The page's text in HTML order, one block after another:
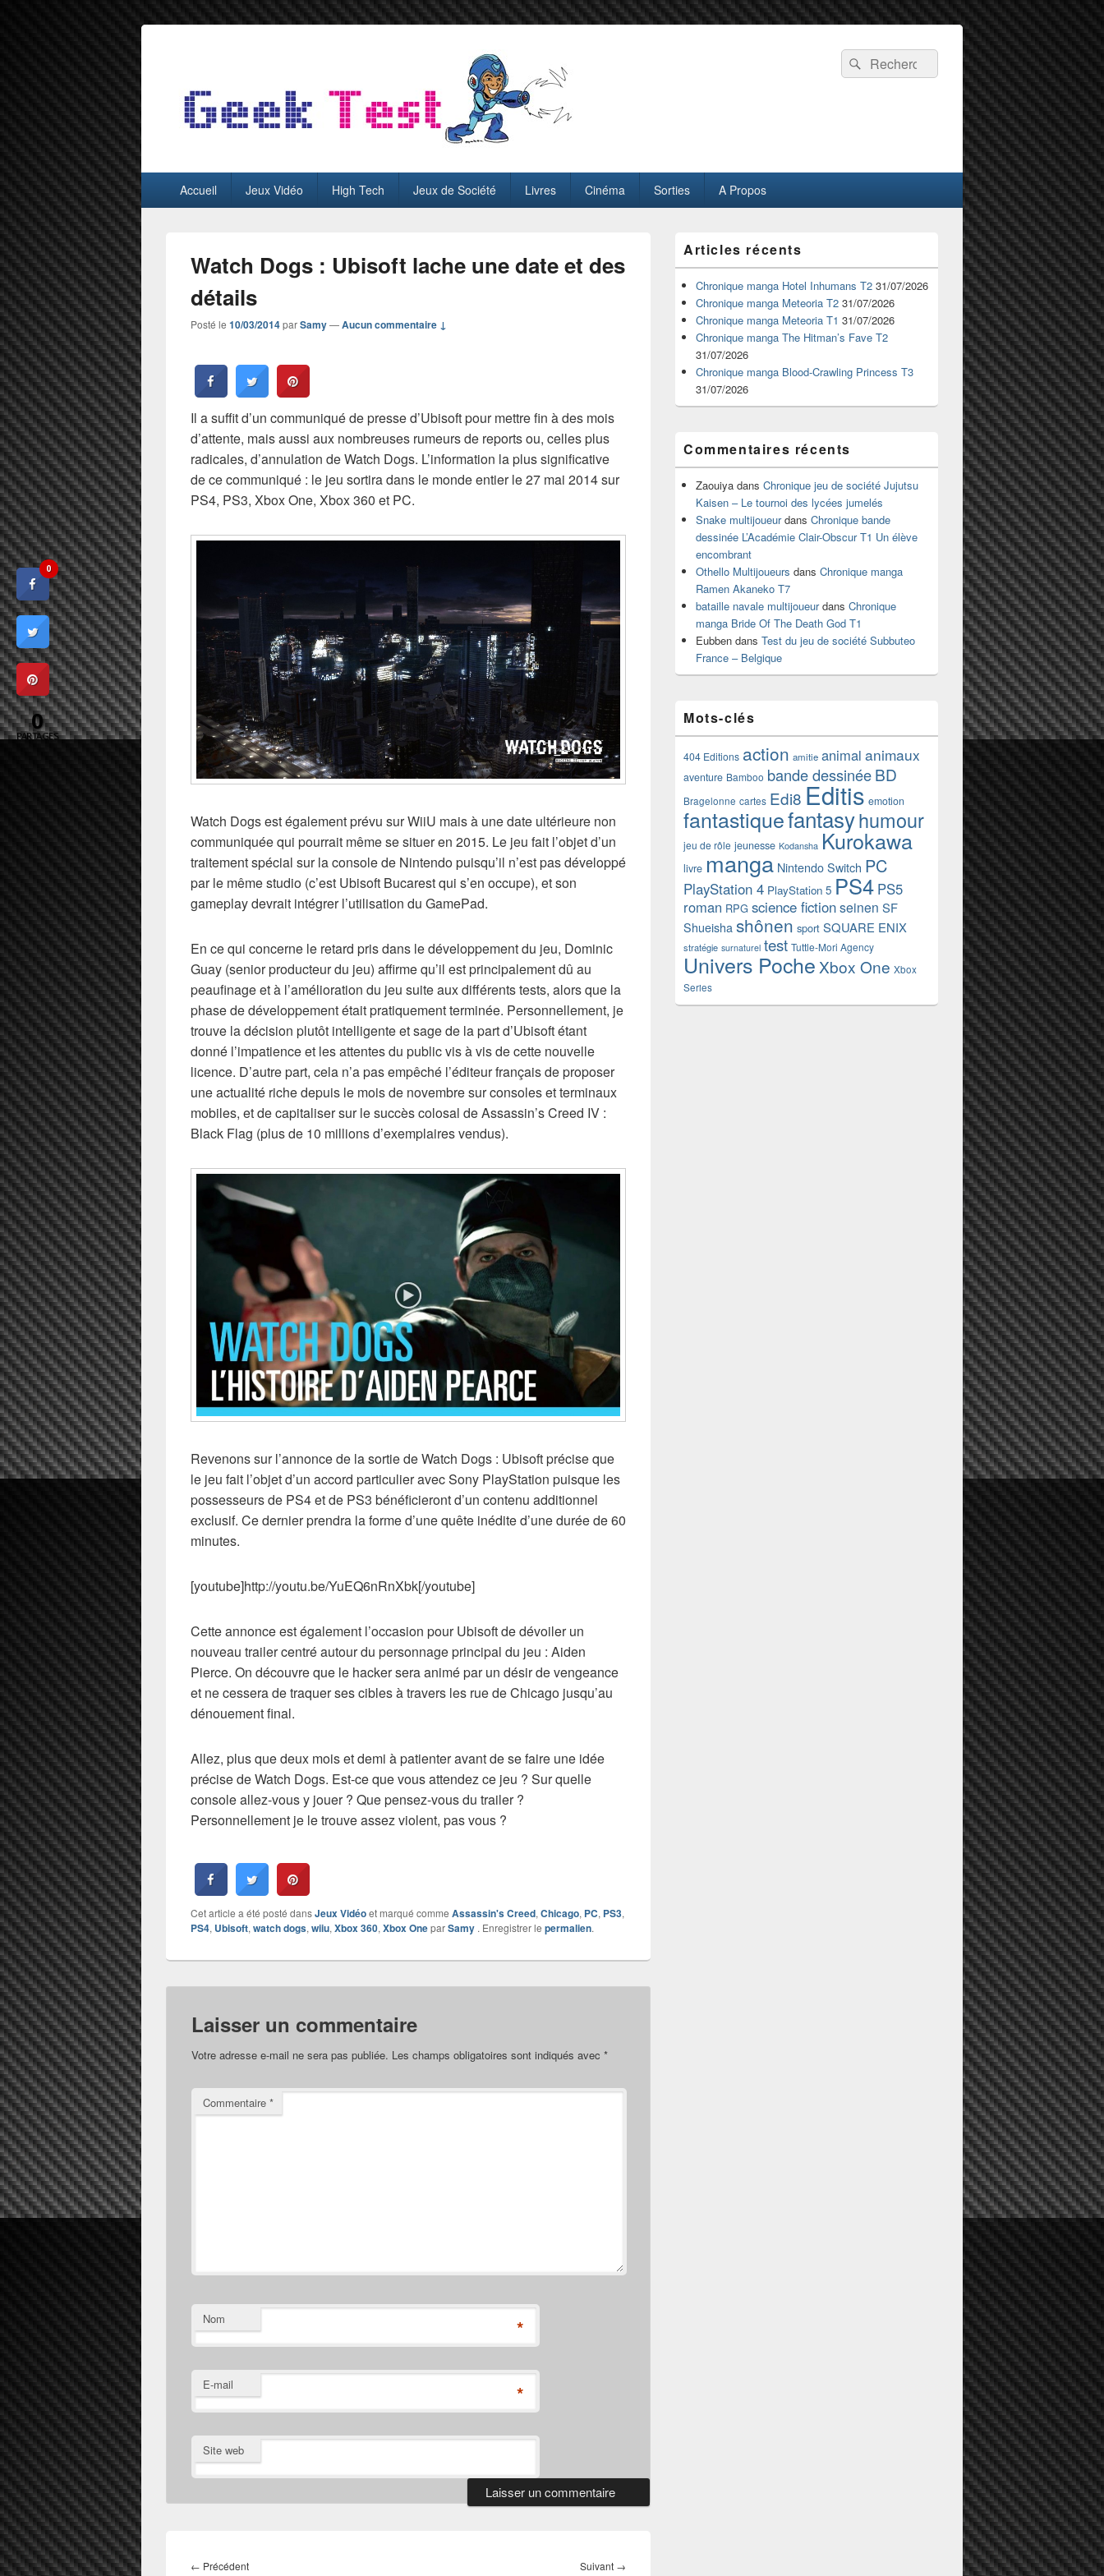
GeekTest
Recherche :
Rechercher
principalAccueil Jeux Vidéo High Tech Jeux de Société Livres Cinéma Sorties A Propos
Watch Dogs : Ubisoft lache une date et des
détails
Posté le 10/03/2014parSamy—Aucun commentaire ↓
Il a suffit d’un communiqué de presse d’Ubisoft pour mettre fin à des mois
d’attente, mais aussi aux nombreuses rumeurs de reports ou, celles plus
radicales, d’annulation de Watch Dogs. L’information la plus significative
de ce communiqué : le jeu sortira dans le monde entier le 27 mai 2014 sur
PS4, PS3, Xbox One, Xbox 360 et PC.
Watch Dogs est également prévu sur WiiU mais à une date ultérieure non
communiquée qui pourrait même se situer en 2015. Le jeu fait l’objet d’un
traitement spécial sur la console de Nintendo puisqu’il n’est pas développé
par le même studio (c’est Ubisoft Bucarest qui s’en occupe), et son
gameplay devrait intégrer l’utilisation du GamePad.
En ce qui concerne le retard pris dans le développement du jeu, Dominic
Guay (senior producteur du jeu) affirme qu’il est principalement dû au
peaufinage et à l’amélioration du jeu suite aux différents tests, alors que la
phase de développement était pratiquement terminée. Personnellement, je
trouve la décision plutôt intelligente et sage de la part d’Ubisoft étant
donné l’impatience et les attentes du public vis à vis de cette nouvelle
licence. D’autre part, cela n’a pas empêché l’éditeur français de proposer
une actualité riche depuis le mois de novembre sur consoles et terminaux
mobiles, et de capitaliser sur le succès colosal de Assassin’s Creed IV :
Black Flag (plus de 10 millions d’exemplaires vendus).
Revenons sur l’annonce de la sortie de Watch Dogs : Ubisoft précise que
le jeu fait l’objet d’un accord particulier avec Sony PlayStation puisque les
possesseurs de PS4 et de PS3 bénéficieront d’un contenu additionnel
exclusif. Ce dernier prendra la forme d’une quête inédite d’une durée de 60
minutes.
[youtube]http://youtu.be/YuEQ6nRnXbk[/youtube]
Cette annonce est également l’occasion pour Ubisoft de dévoiler un
nouveau trailer centré autour du personnage principal du jeu : Aiden
Pierce. On découvre que le hacker sera animé par un désir de vengeance
et ne cessera de traquer ses cibles à travers les rue de Chicago jusqu’au
dénouement final.
Allez, plus que deux mois et demi à patienter avant de se faire une idée
précise de Watch Dogs. Est-ce que vous attendez ce jeu ? Sur quelle
console allez-vous y jouer ? Que pensez-vous du trailer ?
Personnellement je le trouve assez violent, pas vous ?
Cet article a été posté dansJeux Vidéoet marqué comme Assassin's Creed, Chicago, PC, PS3,
PS4, Ubisoft, watch dogs, wiiu, Xbox 360, Xbox OneparSamy . Enregistrer le permalien.
Laisser un commentaire
Votre adresse e-mail ne sera pas publiée. Les champs obligatoires sont indiqués avec *
Commentaire *
Nom *
E-mail *
Site web
de
← PrécédentArticle Suivant →
principale
de
widget
pour
barre
latérale
Articles récents
Chronique manga Hotel Inhumans T2 31/07/2026
Chronique manga Meteoria T2 31/07/2026
Chronique manga Meteoria T1 31/07/2026
Chronique manga The Hitman’s Fave T2
31/07/2026
Chronique manga Blood-Crawling Princess T3
31/07/2026
Commentaires récents
Zaouiya dans Chronique jeu de société Jujutsu
Kaisen – Le tournoi des lycées jumelés
Snake multijoueurdans Chronique bande
dessinée L’Académie Clair-Obscur T1 Un élève
encombrant
Othello Multijoueurs dans Chronique manga
Ramen Akaneko T7
bataille navale multijoueurdans Chronique
manga Bride Of The Death God T1
Eubben dans Test du jeu de société Subbuteo
France – Belgique
Mots-clés
404 Editions action amitie animal animaux
aventure Bamboo bande dessinéeBD
Bragelonne cartes Edi8 Editis emotion
fantastiquefantasyhumour
jeu de rôle jeunesse Kodansha Kurokawa
livre manga Nintendo Switch PC
PlayStation 4 PlayStation 5 PS4 PS5
roman RPG science fictionseinen SF
Shueisha shônen sport SQUARE ENIX
stratégie surnaturel test Tuttle-Mori Agency
Univers Poche Xbox One Xbox
Series
0
0
PARTAGES